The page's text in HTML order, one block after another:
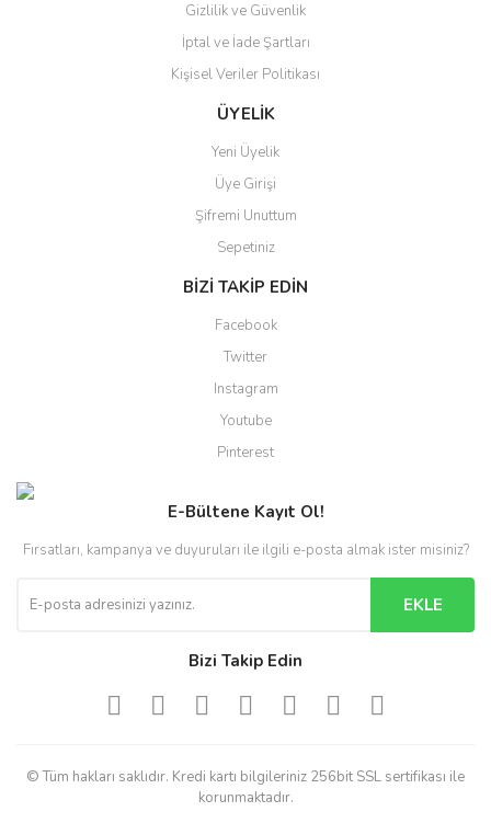
Gönder
Gizlilik ve Güvenlik
İptal ve İade Şartları
Kişisel Veriler Politikası
ÜYELİK
Yeni Üyelik
Üye Girişi
Şifremi Unuttum
Sepetiniz
BİZİ TAKİP EDİN
Facebook
Twitter
Instagram
Youtube
Pinterest
E-Bültene Kayıt Ol!
Fırsatları, kampanya ve duyuruları ile ilgili e-posta almak ister misiniz?
EKLE
Bizi Takip Edin
© Tüm hakları saklıdır. Kredi kartı bilgileriniz 256bit SSL sertifikası ile
korunmaktadır.